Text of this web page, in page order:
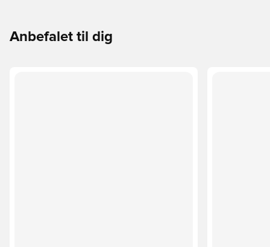
Anbefalet til dig